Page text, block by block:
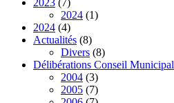
2023 (7)
2024 (1)
2024 (4)
Actualités (8)
Divers (8)
Délibérations Conseil Municipal
2004 (3)
2005 (7)